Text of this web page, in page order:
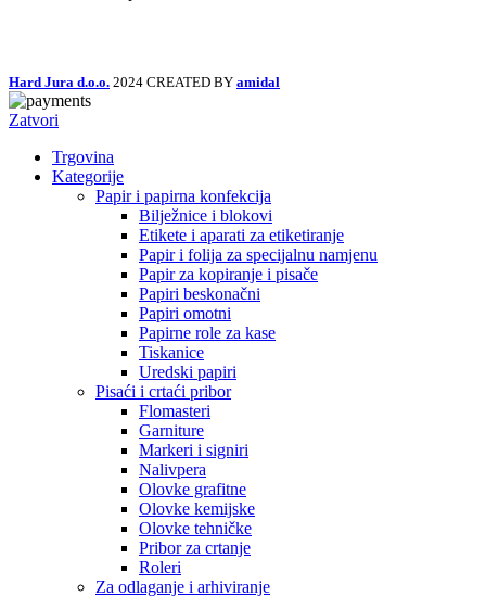
Hard Jura d.o.o. 2024 CREATED BY amidal
Zatvori
Trgovina
Kategorije
Papir i papirna konfekcija
Bilježnice i blokovi
Etikete i aparati za etiketiranje
Papir i folija za specijalnu namjenu
Papir za kopiranje i pisače
Papiri beskonačni
Papiri omotni
Papirne role za kase
Tiskanice
Uredski papiri
Pisaći i crtaći pribor
Flomasteri
Garniture
Markeri i signiri
Nalivpera
Olovke grafitne
Olovke kemijske
Olovke tehničke
Pribor za crtanje
Roleri
Za odlaganje i arhiviranje